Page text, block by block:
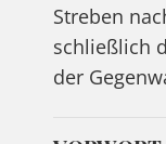
Streben
schließlich
der